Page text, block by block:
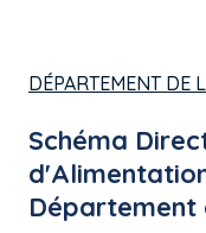
DÉPARTEMENT DE
Schéma
Département